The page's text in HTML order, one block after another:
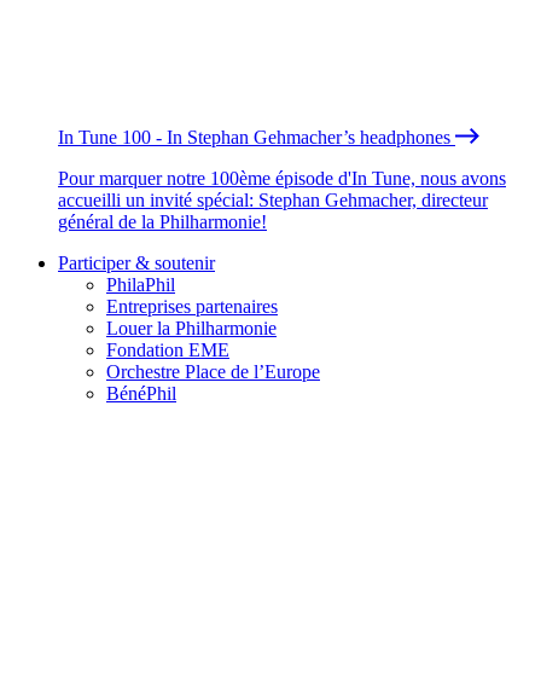
In Tune 100 - In Stephan Gehmacher’s headphones
Pour marquer notre 100ème épisode d'In Tune, nous avons
accueilli un invité spécial: Stephan Gehmacher, directeur
général de la Philharmonie!
Participer & soutenir
PhilaPhil
Entreprises partenaires
Louer la Philharmonie
Fondation EME
Orchestre Place de l’Europe
BénéPhil